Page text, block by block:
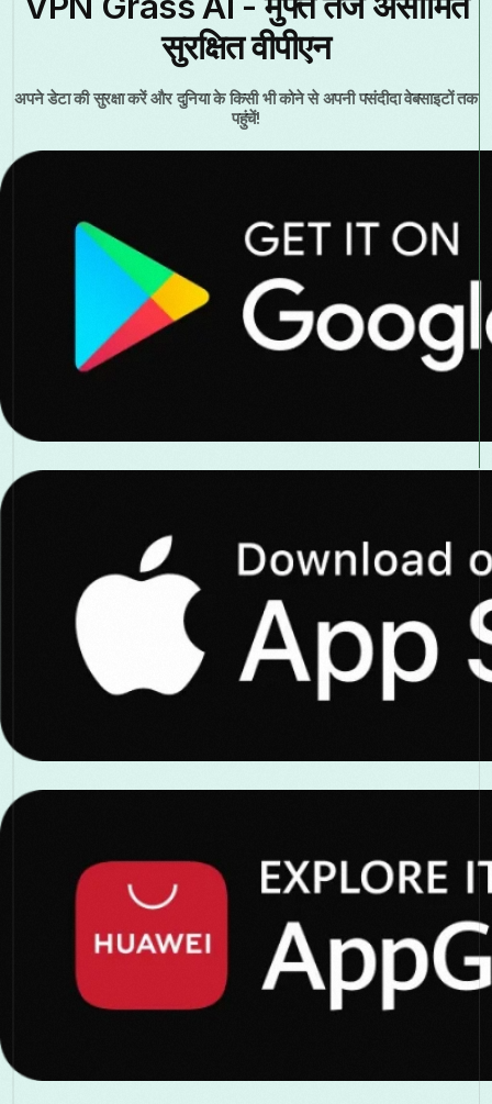
सुरक्षित वीपीएन
अपने डेटा की सुरक्षा करें और दुनिया के किसी भी कोने से अपनी पसंदीदा वेबसाइटों तक
पहुंचें!